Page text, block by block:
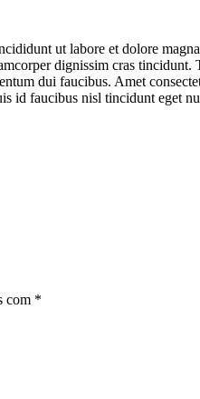
ut labore et dolore
dignissim cras
dui faucibus. Amet
id faucibus nisl tincidunt eget
com *